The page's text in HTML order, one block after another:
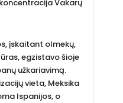
Vakarų
įskaitant olmekų,
egzistavo šioje
užkariavimą.
vieta, Meksika
Ispanijos, o